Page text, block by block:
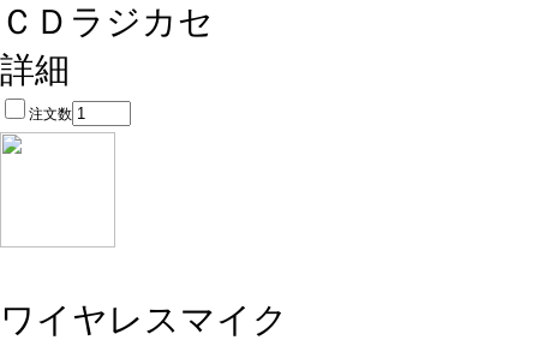
ＣＤラジカセ
詳細
注文数
ワイヤレスマイク